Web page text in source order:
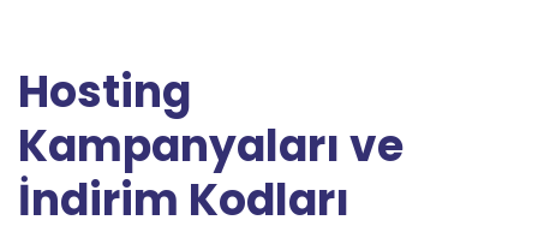
Hosting
Kampanyaları ve
İndirim Kodları